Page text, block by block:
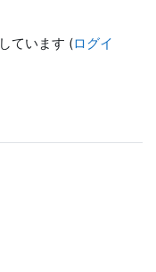
ています (ログイ